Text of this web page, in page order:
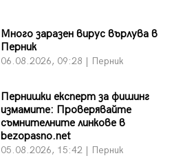
Много заразен вирус върлува в
Перник
06.08.2026, 09:28 | Перник
Пернишки експерт за фишинг
измамите: Проверявайте
съмнителните линкове в
bezopasno.net
05.08.2026, 15:42 | Перник